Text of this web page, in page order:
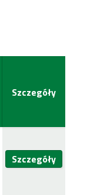
Szczegóły
Szczegóły